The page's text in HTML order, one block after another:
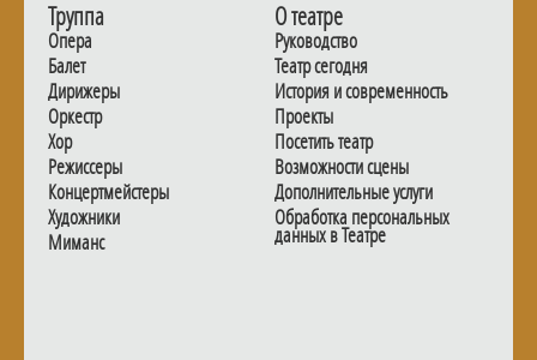
Труппа
Опера
Балет
Дирижеры
Оркестр
Хор
Режиссеры
Концертмейстеры
Художники
Миманс
О театре
Руководство
Театр сегодня
История и современность
Проекты
Посетить театр
Возможности сцены
Дополнительные услуги
Обработка персональных
данных в Театре